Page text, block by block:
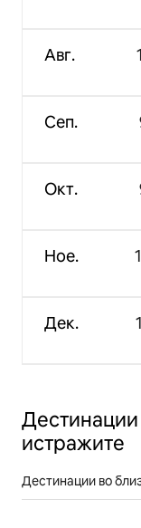
Авг.
Сеп.
Окт.
Ное.
Дек.
истражите
Дестинации во